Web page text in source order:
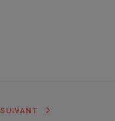
SUIVANT